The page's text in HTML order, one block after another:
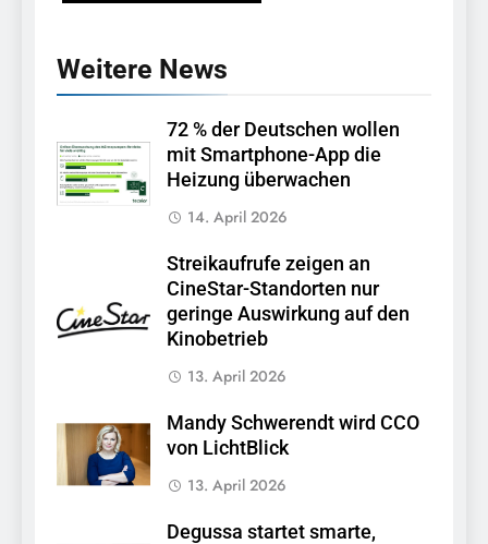
Weitere News
72 % der Deutschen wollen
mit Smartphone-App die
Heizung überwachen
14. April 2026
Streikaufrufe zeigen an
CineStar-Standorten nur
geringe Auswirkung auf den
Kinobetrieb
13. April 2026
Mandy Schwerendt wird CCO
von LichtBlick
13. April 2026
Degussa startet smarte,